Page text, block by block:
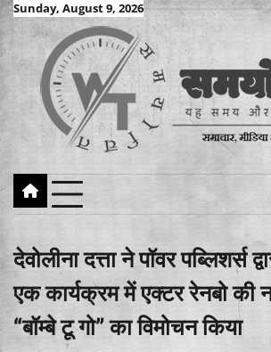
Skip
to
content
Sunday, August 9, 2026
देवोलीना दत्ता ने पॉवर पब्लिशर्स
एक कार्यक्रम में एक्टर रेनबो की
“बॉम्बे टू गो” का विमोचन किया